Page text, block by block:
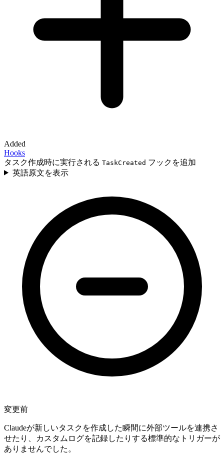
Added
Hooks
タスク作成時に実行される TaskCreated フックを追加
英語原文を表示
変更前
Claudeが新しいタスクを作成した瞬間に外部ツールを連携さ
せたり、カスタムログを記録したりする標準的なトリガーが
ありませんでした。